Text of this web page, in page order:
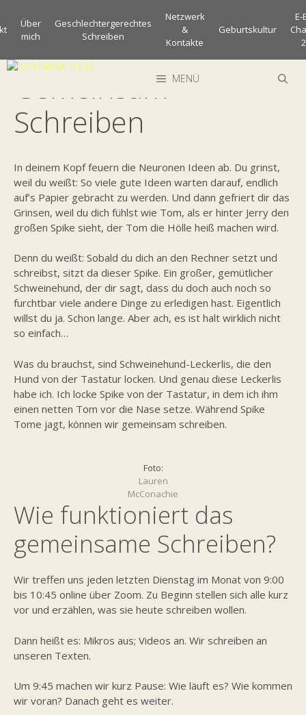
Inhalt
springen
Über
mich
Geschlechtergerechtes
Schreiben
Netzwerk
&
Kontakte
Geburtskultur
MENÜ
Gemeinsam
Schreiben
In deinem Kopf feuern die Neuronen Ideen ab. Du grinst,
weil du weißt: So viele gute Ideen warten darauf, endlich
auf’s Papier gebracht zu werden. Und dann gefriert dir das
Grinsen, weil du dich fühlst wie Tom, als er hinter Jerry den
großen Spike sieht, der Tom die Hölle heiß machen wird.
Denn du weißt: Sobald du dich an den Rechner setzt und
schreibst, sitzt da dieser Spike. Ein großer, gemütlicher
Schweinehund, der dir sagt, dass du doch auch noch so
furchtbar viele andere Dinge zu erledigen hast. Eigentlich
willst du ja. Schon lange. Aber ach, es ist halt wirklich nicht
so einfach…
Was du brauchst, sind Schweinehund-Leckerlis, die den
Hund von der Tastatur locken. Und genau diese Leckerlis
habe ich. Ich locke Spike von der Tastatur, in dem ich ihm
einen netten Tom vor die Nase setze. Während Spike
Tome jagt, können wir gemeinsam schreiben.
Foto:
Lauren
McConachie
Wie funktioniert das
gemeinsame Schreiben?
Wir treffen uns jeden letzten Dienstag im Monat von 9:00
bis 10:45 online über Zoom. Zu Beginn stellen sich alle kurz
vor und erzählen, was sie heute schreiben wollen.
Dann heißt es: Mikros aus; Videos an. Wir schreiben an
unseren Texten.
Um 9:45 machen wir kurz Pause: Wie läuft es? Wie kommen
wir voran? Danach geht es weiter.